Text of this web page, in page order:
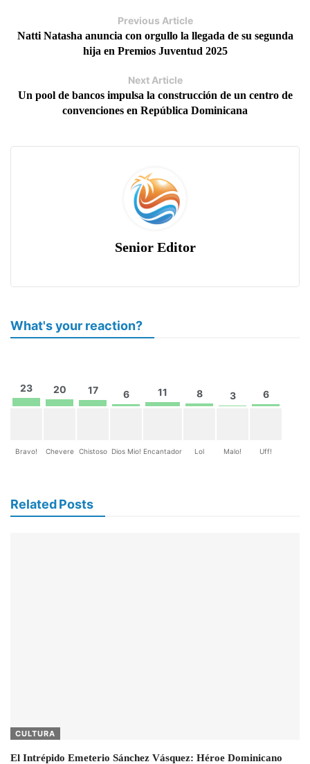
Previous Article
Natti Natasha anuncia con orgullo la llegada de su segunda
hija en Premios Juventud 2025
Next Article
Un pool de bancos impulsa la construcción de un centro de
convenciones en República Dominicana
Senior Editor
What's your reaction?
23
Bravo!
20
Chevere
17
Chistoso
6
Dios Mio!
11
Encantador
8
Lol
3
Malo!
6
Uff!
Related Posts
CULTURA
El Intrépido Emeterio Sánchez Vásquez: Héroe Dominicano